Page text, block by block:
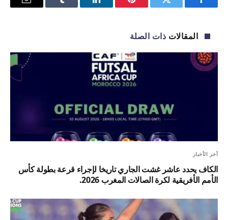
فيسبوك تويتر بينتيريستلينكدإن Tumblr
البريد
المقالات ذات الصلة
آخر الأخبار
الكاف يحدد عاشر غشت الجاري تاريخا لإجراء قرعة بطولة كأس
الأمم الأفريقية لكرة الصالات المغرب 2026.